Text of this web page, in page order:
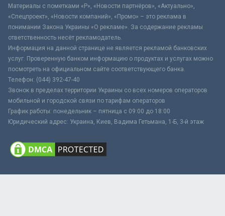
Материалы с пометками «Р», «Новости партнёров», «Актуально»,
«Спецпроект», «Новости компаний», «Промо» – это реклама в
понимании Закона Украины «О рекламе». За содержание рекламы
ответственность несёт рекламодатель.
Информация на данной странице не является рекламой банковских
услуг. Проверенную банком информацию о продуктах и услугах можно
посмотреть на официальном сайте соответствующего банка.
Телефон: (044) 392-47-40
Звонок в пределах территории Украины со всех номеров операторов
мобильной и городской связи по тарифам операторов
График работы: понедельник – пятница с 09:00 до 18:00
Юридический адрес: Украина, Киев, Вадима Гетьмана, 1-Б, 3-й этаж